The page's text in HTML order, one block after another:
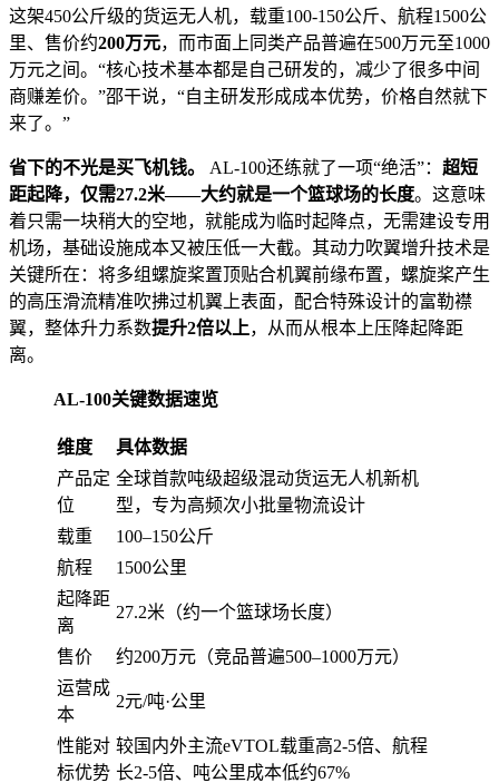
这架450公斤级的货运无人机，载重100-150公斤、航程1500公
里、售价约200万元，而市面上同类产品普遍在500万元至1000
万元之间。“核心技术基本都是自己研发的，减少了很多中间
商赚差价。”邵干说，“自主研发形成成本优势，价格自然就下
来了。”
省下的不光是买飞机钱。 AL-100还练就了一项“绝活”： 超短
距起降，仅需27.2米——大约就是一个篮球场的长度。这意味
着只需一块稍大的空地，就能成为临时起降点，无需建设专用
机场，基础设施成本又被压低一大截。其动力吹翼增升技术是
关键所在：将多组螺旋桨置顶贴合机翼前缘布置，螺旋桨产生
的高压滑流精准吹拂过机翼上表面，配合特殊设计的富勒襟
翼，整体升力系数提升2倍以上，从而从根本上压降起降距
离。
AL-100关键数据速览
维度
具体数据
产品定
位
全球首款吨级超级混动货运无人机新机
型，专为高频次小批量物流设计
载重
100–150公斤
航程
1500公里
起降距
离
27.2米（约一个篮球场长度）
售价
约200万元（竞品普遍500–1000万元）
运营成
本
2元/吨·公里
性能对
标优势
较国内外主流eVTOL载重高2-5倍、航程
长2-5倍、吨公里成本低约67%